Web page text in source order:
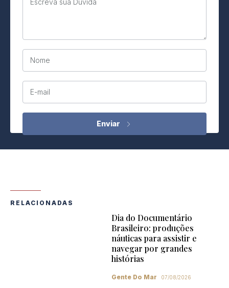
Escreva sua Dúvida
Nome
E-mail
RELACIONADAS
Dia do Documentário
Brasileiro: produções
náuticas para assistir e
navegar por grandes
histórias
Gente Do Mar 07/08/2026